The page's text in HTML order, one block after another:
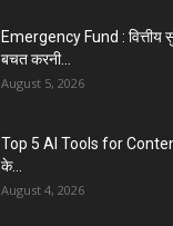
Emergency Fund : वित्तीय
बचत करनी...
August 5, 2026
Top 5 AI Tools for
के...
August 4, 2026